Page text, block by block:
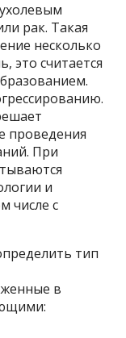
рак. Такая
несколько
это считается
проведения
При
и
числе с
тип
в